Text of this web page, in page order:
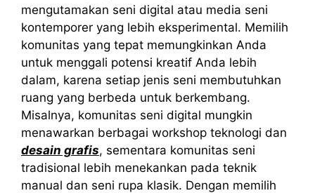
mengutamakan seni digital atau media seni
kontemporer yang lebih eksperimental. Memilih
komunitas yang tepat memungkinkan Anda
untuk menggali potensi kreatif Anda lebih
dalam, karena setiap jenis seni membutuhkan
ruang yang berbeda untuk berkembang.
Misalnya, komunitas seni digital mungkin
menawarkan berbagai workshop teknologi dan
desain grafis, sementara komunitas seni
tradisional lebih menekankan pada teknik
manual dan seni rupa klasik. Dengan memilih